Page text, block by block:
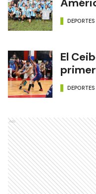
DEPORTES
El
DEPORTES
Ads